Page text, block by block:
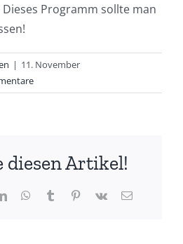
Programm sollte man
| 11. November
diesen Artikel!
LinkedInWhatsApp
TumblrPinterest
Vk
E-